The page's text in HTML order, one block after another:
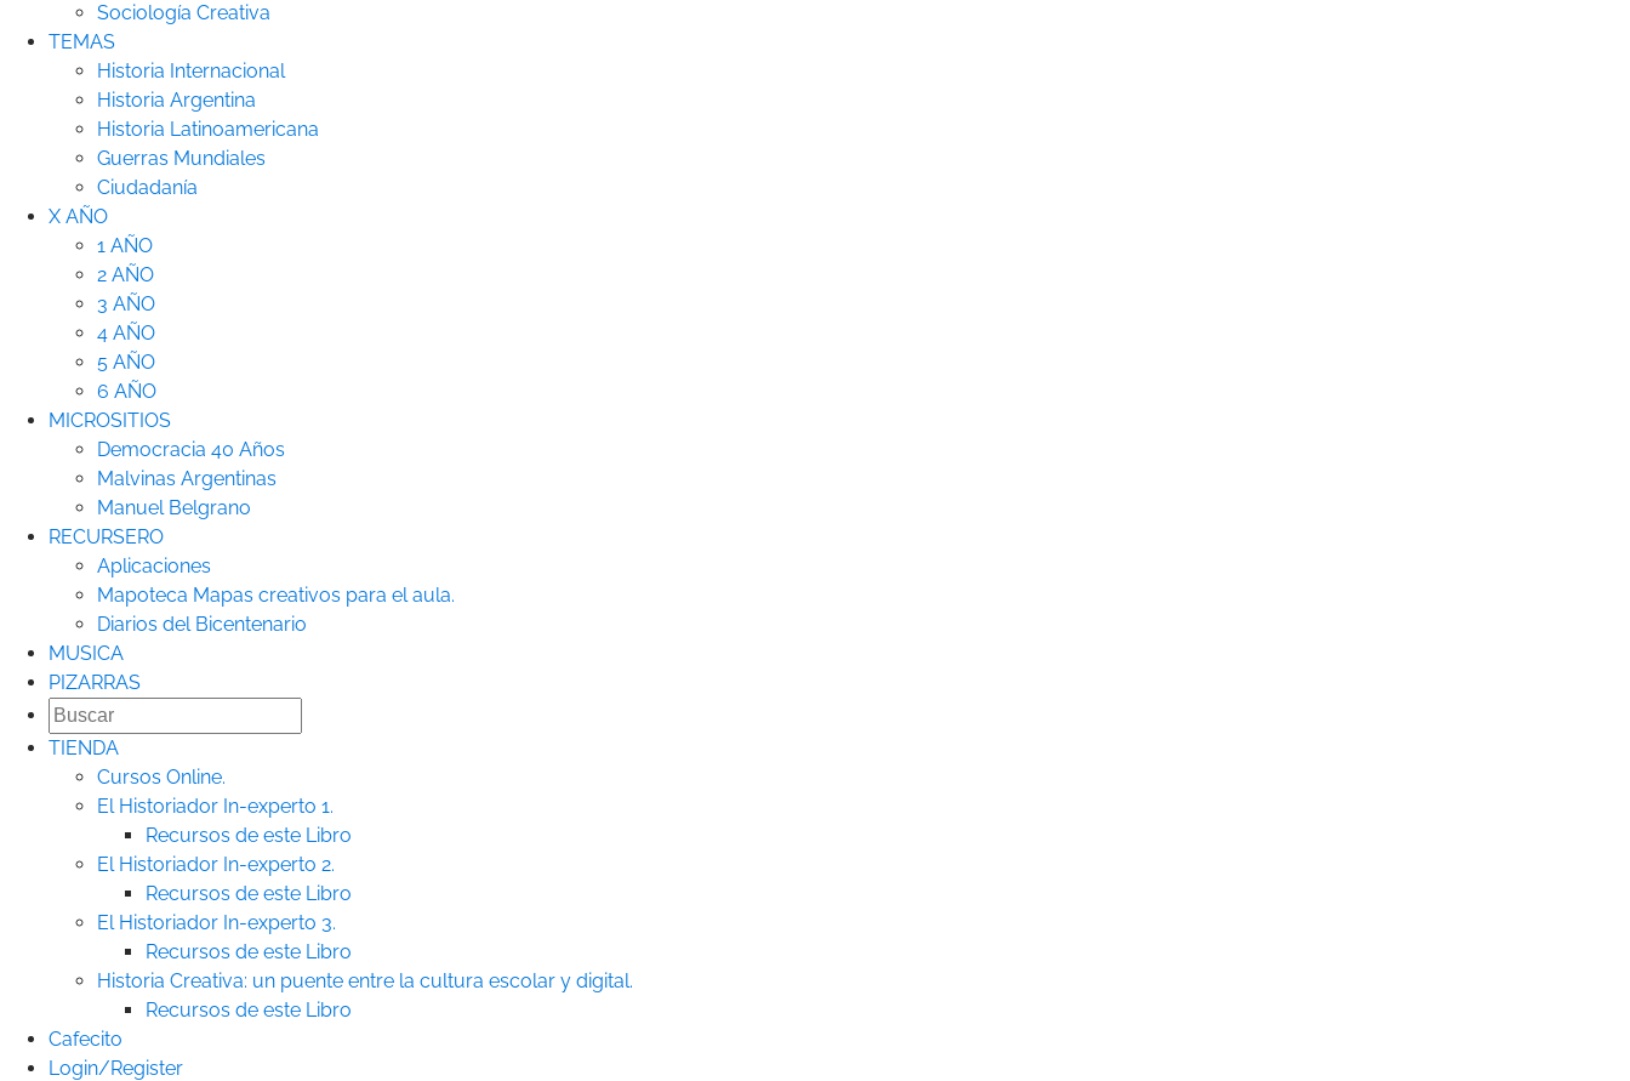
Sociología Creativa
TEMAS
Historia Internacional
Historia Argentina
Historia Latinoamericana
Guerras Mundiales
Ciudadanía
X AÑO
1 AÑO
2 AÑO
3 AÑO
4 AÑO
5 AÑO
6 AÑO
MICROSITIOS
Democracia 40 Años
Malvinas Argentinas
Manuel Belgrano
RECURSERO
Aplicaciones
Mapoteca Mapas creativos para el aula.
Diarios del Bicentenario
MUSICA
PIZARRAS
TIENDA
Cursos Online.
El Historiador In-experto 1.
Recursos de este Libro
El Historiador In-experto 2.
Recursos de este Libro
El Historiador In-experto 3.
Recursos de este Libro
Historia Creativa: un puente entre la cultura escolar y digital.
Recursos de este Libro
Cafecito
Login/Register